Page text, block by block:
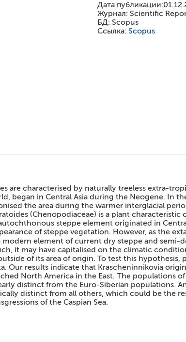
Дата публикации:
Журнал: Scientific
БД: Scopus
Ссылка: Scopus
are characterised by naturally treeless extra-
began in Central Asia during the Neogene. In
the area during the warmer interglacial
(Chenopodiaceae) is a plant
steppe element originated in
of steppe vegetation. However, as the
modern element of current dry steppe and
it may have capitalised on the climatic
of its area of origin. To test this
results indicate that Krascheninnikovia
North America in the East. The populations
distinct from the Euro-Siberian populations.
distinct from all others, which could be the
of the Caspian Sea.